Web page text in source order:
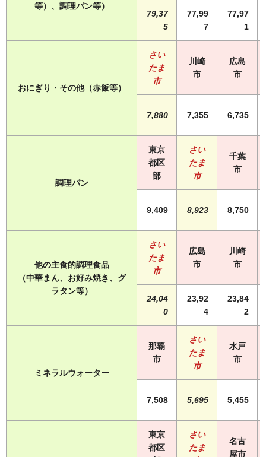
等）、調理パン等）
79,37
5
77,99
7
77,97
1
おにぎり・その他（赤飯等）
さい
たま
市
川崎
市
広島
市
7,880 7,355 6,735
調理パン
東京
都区
部
さい
たま
市
千葉
市
9,409 8,923 8,750
他の主食的調理食品
（中華まん、お好み焼き、グ
ラタン等）
さい
たま
市
広島
市
川崎
市
24,04
0
23,92
4
23,84
2
ミネラルウォーター
那覇
市
さい
たま
市
水戸
市
7,508 5,695 5,455
東京
都区
さい
たま
名古
屋市